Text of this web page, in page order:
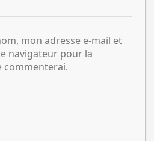
mon adresse e-mail et
navigateur pour la
commenterai.